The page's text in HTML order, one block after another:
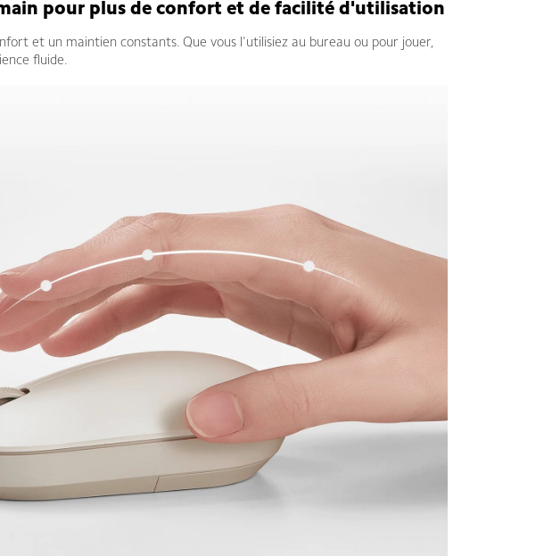
pour plus de confort et de facilité d'utilisation
et un maintien constants. Que vous l'utilisiez au bureau ou pour jouer,
fluide.